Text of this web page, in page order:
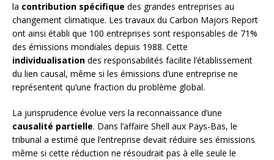
la contribution spécifique des grandes entreprises au
changement climatique. Les travaux du Carbon Majors Report
ont ainsi établi que 100 entreprises sont responsables de 71%
des émissions mondiales depuis 1988. Cette
individualisation des responsabilités facilite l’établissement
du lien causal, même si les émissions d’une entreprise ne
représentent qu’une fraction du problème global.
La jurisprudence évolue vers la reconnaissance d’une
causalité partielle. Dans l’affaire Shell aux Pays-Bas, le
tribunal a estimé que l’entreprise devait réduire ses émissions
même si cette réduction ne résoudrait pas à elle seule le